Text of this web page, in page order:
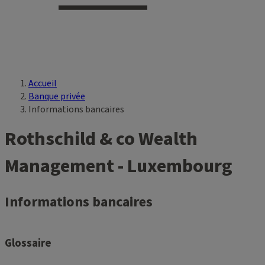
Vous êtes ici
Accueil
Banque privée
Informations bancaires
Rothschild & co Wealth
Management - Luxembourg
Informations bancaires
Glossaire